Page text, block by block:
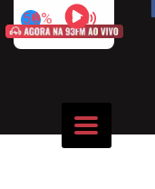
50%